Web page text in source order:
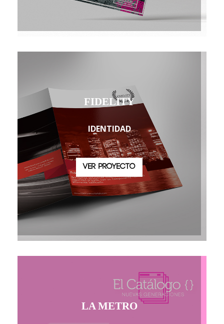
FIDELITY
IDENTIDAD
VER PROYECTO
LA METRO